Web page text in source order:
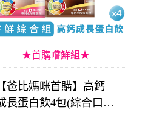
★首購嚐鮮組★
爸比媽咪首購】高鈣
長蛋白飲4包(綜合口